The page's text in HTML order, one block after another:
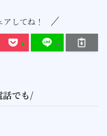
してね！
話でも/